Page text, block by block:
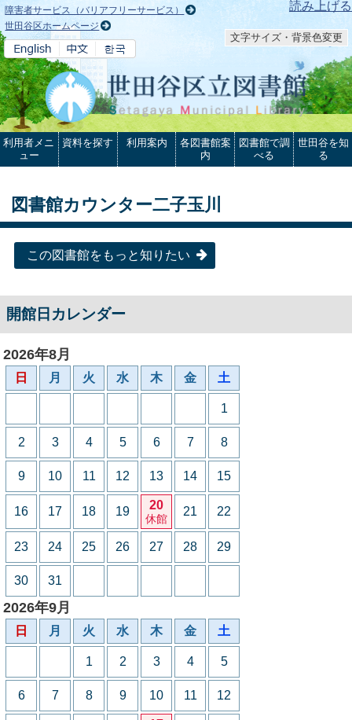
本文へ 読み上げる
障害者サービス（バリアフリーサービス）
世田谷区ホームページ
文字サイズ・背景色変更
利用者メニ
ュー
資料を探す 利用案内
各図書館案
内
図書館で調
べる
世田谷を知
る
図書館カウンター二子玉川
この図書館をもっと知りたい
開館日カレンダー
2026年8月
日 月 火 水 木 金 土
1
2 3 4 5 6 7 8
9 10 11 12 13 14 15
16 17 18 19 20
休館
21 22
23 24 25 26 27 28 29
30 31
2026年9月
日 月 火 水 木 金 土
1 2 3 4 5
6 7 8 9 10 11 12